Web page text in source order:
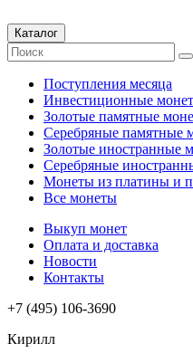
Каталог
Поступления месяца
Инвестиционные
Золотые памятные
Серебряные
Золотые иностранные
Серебряные
Монеты из платины и
Все монеты
Выкуп монет
Оплата и доставка
Новости
Контакты
+7 (495) 106-3690
Кирилл